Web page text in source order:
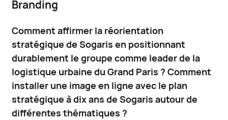
Branding
Comment affirmer la réorientation
stratégique de Sogaris en positionnant
durablement le groupe comme leader de la
logistique urbaine du Grand Paris ? Comment
installer une image en ligne avec le plan
stratégique à dix ans de Sogaris autour de
différentes thématiques ?